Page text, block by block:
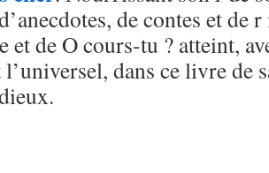
de contes et de
et de O cours-tu ? atteint,
dans ce livre de